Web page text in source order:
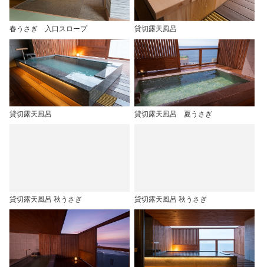
春うさぎ 入口スロープ 貸切露天風呂
貸切露天風呂 貸切露天風呂 夏うさぎ
貸切露天風呂 秋うさぎ 貸切露天風呂 秋うさぎ